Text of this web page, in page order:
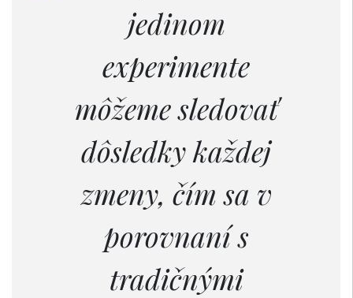
jedinom
experimente
môžeme sledovať
dôsledky každej
zmeny, čím sa v
porovnaní s
tradičnými